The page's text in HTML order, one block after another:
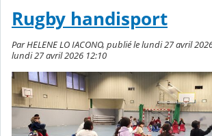
Rugby handisport
Par HELENE LO IACONO, publié le lundi 27 avril
lundi 27 avril 2026 12:10